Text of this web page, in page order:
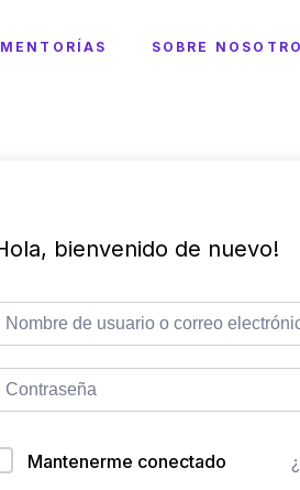
MENTORÍAS SOBRE
bienvenido de nuevo!
Mantenerme conectado